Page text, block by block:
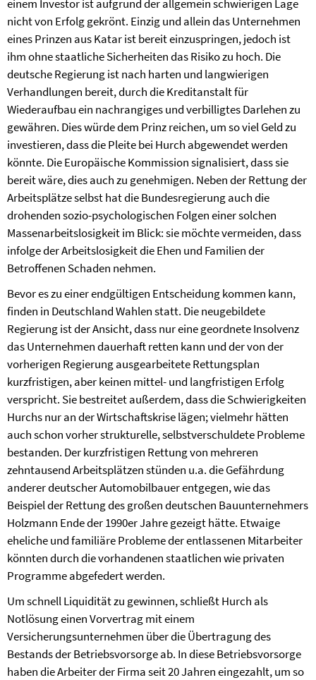
einem Investor ist aufgrund der allgemein schwierigen Lage
nicht von Erfolg gekrönt. Einzig und allein das Unternehmen
eines Prinzen aus Katar ist bereit einzuspringen, jedoch ist
ihm ohne staatliche Sicherheiten das Risiko zu hoch. Die
deutsche Regierung ist nach harten und langwierigen
Verhandlungen bereit, durch die Kreditanstalt für
Wiederaufbau ein nachrangiges und verbilligtes Darlehen zu
gewähren. Dies würde dem Prinz reichen, um so viel Geld zu
investieren, dass die Pleite bei Hurch abgewendet werden
könnte. Die Europäische Kommission signalisiert, dass sie
bereit wäre, dies auch zu genehmigen. Neben der Rettung der
Arbeitsplätze selbst hat die Bundesregierung auch die
drohenden sozio-psychologischen Folgen einer solchen
Massenarbeitslosigkeit im Blick: sie möchte vermeiden, dass
infolge der Arbeitslosigkeit die Ehen und Familien der
Betroffenen Schaden nehmen.
Bevor es zu einer endgültigen Entscheidung kommen kann,
finden in Deutschland Wahlen statt. Die neugebildete
Regierung ist der Ansicht, dass nur eine geordnete Insolvenz
das Unternehmen dauerhaft retten kann und der von der
vorherigen Regierung ausgearbeitete Rettungsplan
kurzfristigen, aber keinen mittel- und langfristigen Erfolg
verspricht. Sie bestreitet außerdem, dass die Schwierigkeiten
Hurchs nur an der Wirtschaftskrise lägen; vielmehr hätten
auch schon vorher strukturelle, selbstverschuldete Probleme
bestanden. Der kurzfristigen Rettung von mehreren
zehntausend Arbeitsplätzen stünden u.a. die Gefährdung
anderer deutscher Automobilbauer entgegen, wie das
Beispiel der Rettung des großen deutschen Bauunternehmers
Holzmann Ende der 1990er Jahre gezeigt hätte. Etwaige
eheliche und familiäre Probleme der entlassenen Mitarbeiter
könnten durch die vorhandenen staatlichen wie privaten
Programme abgefedert werden.
Um schnell Liquidität zu gewinnen, schließt Hurch als
Notlösung einen Vorvertrag mit einem
Versicherungsunternehmen über die Übertragung des
Bestands der Betriebsvorsorge ab. In diese Betriebsvorsorge
haben die Arbeiter der Firma seit 20 Jahren eingezahlt, um so